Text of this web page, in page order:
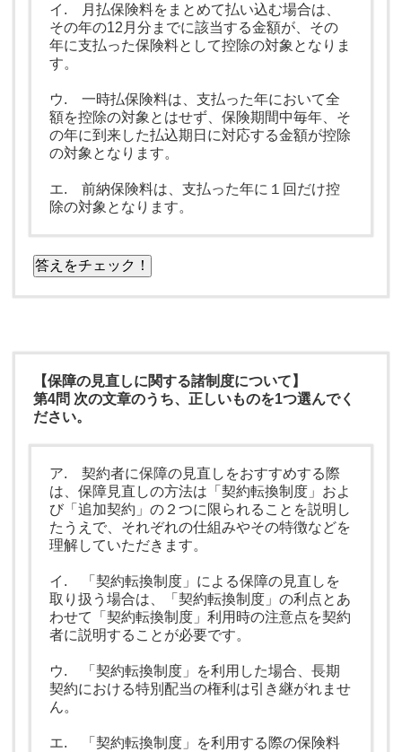
イ. 月払保険料をまとめて払い込む場合は、
その年の12月分までに該当する金額が、その
年に支払った保険料として控除の対象となりま
す。
ウ. 一時払保険料は、支払った年において全
額を控除の対象とはせず、保険期間中毎年、そ
の年に到来した払込期日に対応する金額が控除
の対象となります。
エ. 前納保険料は、支払った年に１回だけ控
除の対象となります。
答えをチェック！
【保障の見直しに関する諸制度について】
第4問 次の文章のうち、正しいものを1つ選んでく
ださい。
ア. 契約者に保障の見直しをおすすめする際
は、保障見直しの方法は「契約転換制度」およ
び「追加契約」の２つに限られることを説明し
たうえで、それぞれの仕組みやその特徴などを
理解していただきます。
イ. 「契約転換制度」による保障の見直しを
取り扱う場合は、「契約転換制度」の利点とあ
わせて「契約転換制度」利用時の注意点を契約
者に説明することが必要です。
ウ. 「契約転換制度」を利用した場合、長期
契約における特別配当の権利は引き継がれませ
ん。
エ. 「契約転換制度」を利用する際の保険料